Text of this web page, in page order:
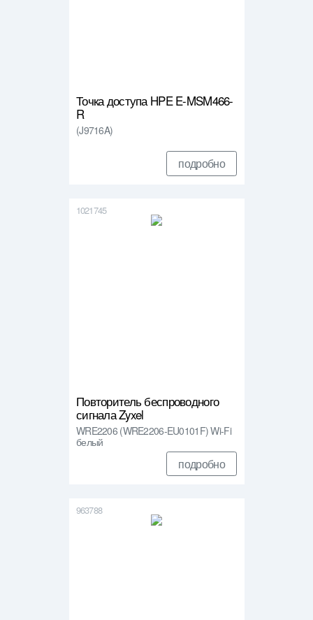
Точка доступа HPE E-MSM466-
R
(J9716A)
подробно
1021745
Повторитель беспроводного
сигнала Zyxel
WRE2206 (WRE2206-EU0101F) Wi-Fi
белый
подробно
963788